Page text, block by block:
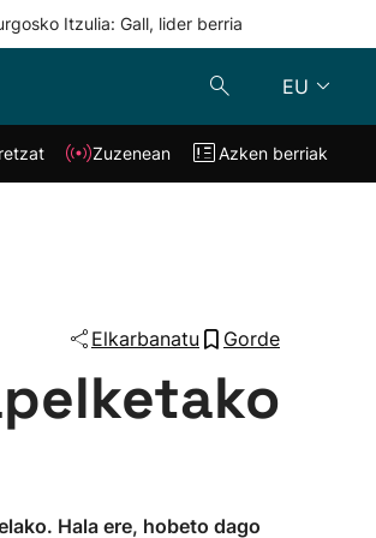
Itzulia: Gall, lider berria
EU
Klisk Zuzenean
Zuzenean Azken berriak
Elkarbanatu Gorde
Hala ere, hobeto dago